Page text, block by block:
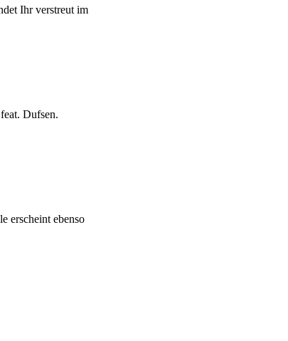
Ihr verstreut im
Dufsen.
erscheint ebenso